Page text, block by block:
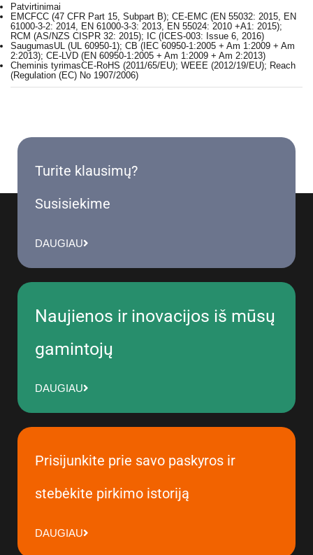
Patvirtinimai
EMCFCC (47 CFR Part 15, Subpart B); CE-EMC (EN 55032: 2015, EN
61000-3-2: 2014, EN 61000-3-3: 2013, EN 55024: 2010 +A1: 2015);
RCM (AS/NZS CISPR 32: 2015); IC (ICES-003: Issue 6, 2016)
SaugumasUL (UL 60950-1); CB (IEC 60950-1:2005 + Am 1:2009 + Am
2:2013); CE-LVD (EN 60950-1:2005 + Am 1:2009 + Am 2:2013)
Cheminis tyrimasCE-RoHS (2011/65/EU); WEEE (2012/19/EU); Reach
(Regulation (EC) No 1907/2006)
Turite klausimų?
Susisiekime
DAUGIAU
Naujienos ir inovacijos iš mūsų
gamintojų
DAUGIAU
Prisijunkite prie savo paskyros ir
stebėkite pirkimo istoriją
DAUGIAU